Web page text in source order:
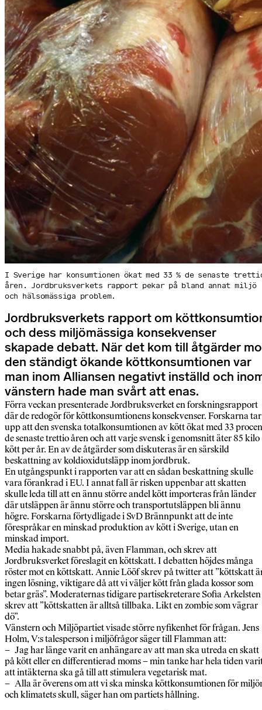
I Sverige har konsumtionen ökat med 33 % de senaste
åren. Jordbruksverkets rapport pekar på bland annat miljö
och hälsomässiga problem.
Jordbruksverkets rapport om
och dess miljömässiga konsekvenser
skapade debatt. När det kom till åtgärder
den ständigt ökande köttkonsumtionen var
man inom Alliansen negativt inställd och
vänstern hade man svårt att enas.
Förra veckan presenterade Jordbruksverket en forskningsrapport
där de redogör för köttkonsumtionens konsekvenser. Forskarna tar
upp att den svenska totalkonsumtionen av kött ökat med 33
de senaste trettio åren och att varje svensk i genomsnitt äter 85 kilo
kött per år. En av de åtgärder som diskuteras är en särskild
beskattning av koldioxidutsläpp inom jordbruk.
En utgångspunkt i rapporten var att en sådan beskattning skulle
vara förankrad i EU. I annat fall är risken uppenbar att skatten
skulle leda till att en ännu större andel kött importeras från länder
där utsläppen är ännu större och transportutsläppen bli ännu
högre. Forskarna förtydligade i SvD Brännpunkt att de inte
förespråkar en minskad produktion av kött i Sverige, utan en
minskad import.
Media hakade snabbt på, även Flamman, och skrev att
Jordbruksverket föreslagit en köttskatt. I debatten höjdes många
röster mot en köttskatt. Annie Lööf skrev på twitter att ”köttskatt
ingen lösning, viktigare då att vi väljer kött från glada kossor som
betar gräs”. Moderaternas tidigare partisekreterare Sofia Arkelsten
skrev att ”köttskatten är alltså tillbaka. Likt en zombie som vägrar
dö”.
Vänstern och Miljöpartiet visade större nyfikenhet för frågan. Jens
Holm, V:s talesperson i miljöfrågor säger till Flamman att:
– Jag har länge varit en anhängare av att man ska utreda en skatt
på kött eller en differentierad moms – min tanke har hela tiden
att intäkterna ska gå till att stimulera vegetarisk mat.
– Alla är överens om att vi ska minska köttkonsumtionen för
och klimatets skull, säger han om partiets hållning.